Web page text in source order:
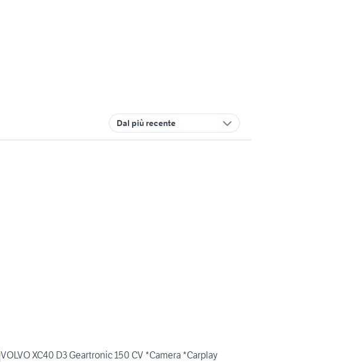
Dal più recente
VOLVO XC40 D3 Geartronic 150 CV *Camera *Carplay